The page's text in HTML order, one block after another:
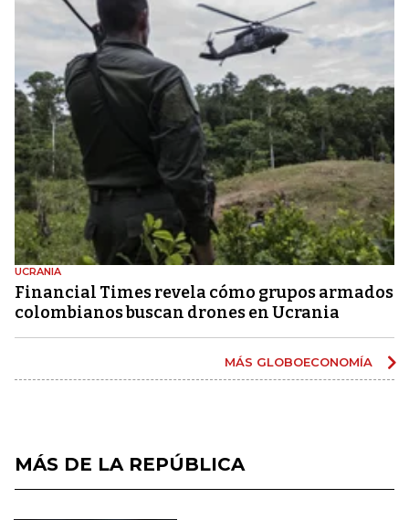
UCRANIA
Financial Times revela cómo grupos armados
colombianos buscan drones en Ucrania
MÁS GLOBOECONOMÍA
MÁS DE LA REPÚBLICA